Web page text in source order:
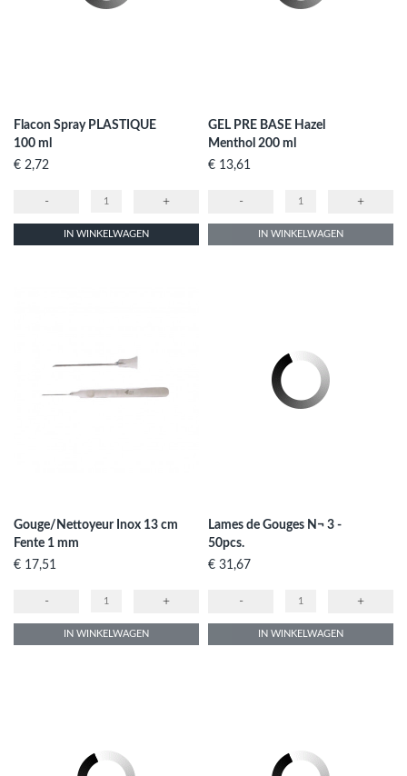
Flacon Spray PLASTIQUE
100 ml
Prijs
€ 2,72
- +
IN WINKELWAGEN
GEL PRE BASE Hazel
Menthol 200 ml
Prijs
€ 13,61
- +
IN WINKELWAGEN
Gouge/Nettoyeur Inox 13 cm
Fente 1 mm
Prijs
€ 17,51
- +
IN WINKELWAGEN
Lames de Gouges N¬ 3 -
50pcs.
Prijs
€ 31,67
- +
IN WINKELWAGEN